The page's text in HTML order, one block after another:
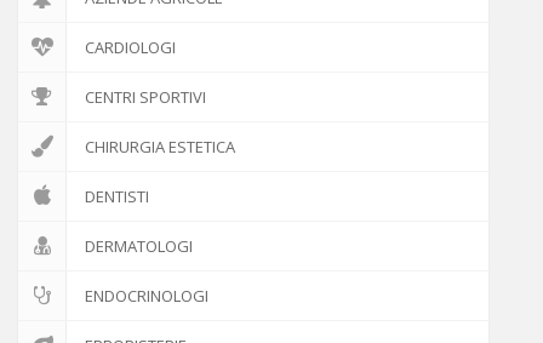
NEWS ED EVENTI
COOKIE POLICY
CARDIOLOGI
CENTRI SPORTIVI
CHIRURGIA ESTETICA
DENTISTI
DERMATOLOGI
ENDOCRINOLOGI